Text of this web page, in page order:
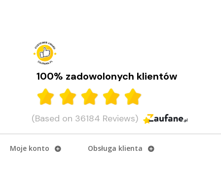
100% zadowolonych klientów
(Based on 36184 Reviews)
Moje konto Obsługa klienta